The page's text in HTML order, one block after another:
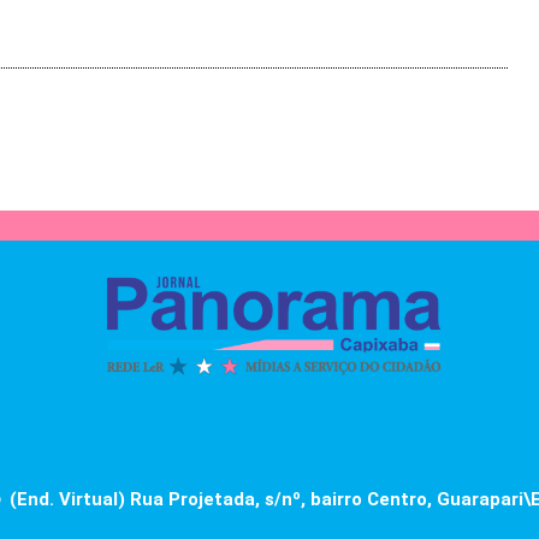
(End. Virtual) Rua Projetada, s/nº, bairro Centro,